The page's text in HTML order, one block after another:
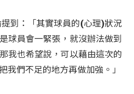
到：「其實球員的(心理)狀況
球員會一緊張，就沒辦法做到
我也希望說，可以藉由這次的
我們不足的地方再做加強。」